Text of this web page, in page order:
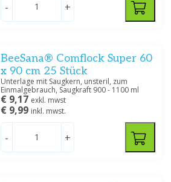
- +
BeeSana® Comflock Super 60
x 90 cm 25 Stück
Unterlage mit Saugkern, unsteril, zum
Einmalgebrauch, Saugkraft 900 - 1100 ml
€ 9,17 exkl. mwst
€ 9,99 inkl. mwst.
- +